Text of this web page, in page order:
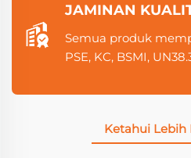
JAMINAN
Semua produk
PSE, KC, BSMI,
Ketahui Lebih